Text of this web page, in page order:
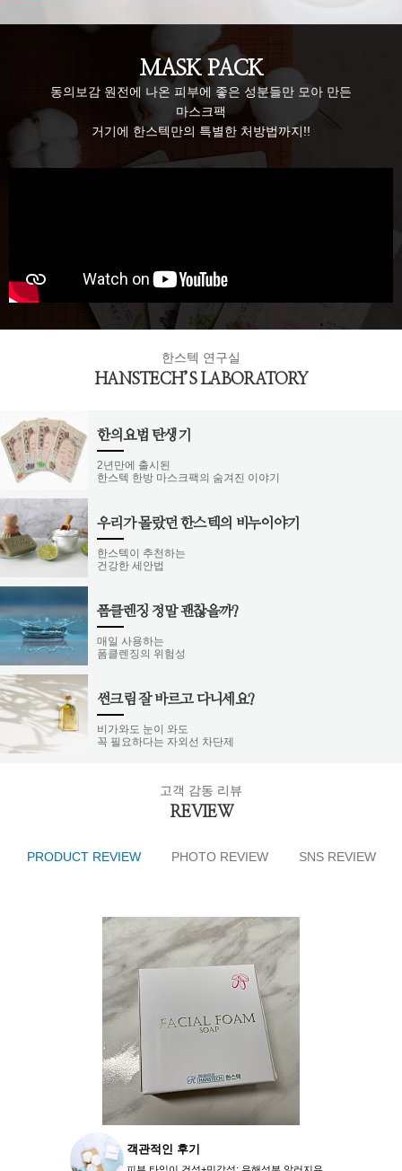
MASK PACK
동의보감 원전에 나온 피부에 좋은 성분들만 모아 만든
마스크팩
거기에 한스텍만의 특별한 처방법까지!!
한스텍 연구실
HANSTECH’S LABORATORY
한의요법 탄생기
2년만에 출시된
한스텍 한방 마스크팩의 숨겨진 이야기
우리가 몰랐던 한스텍의 비누이야기
한스텍이 추천하는
건강한 세안법
폼클렌징 정말 괜찮을까?
매일 사용하는
폼클렌징의 위험성
썬크림 잘 바르고 다니세요?
비가와도 눈이 와도
꼭 필요하다는 자외선 차단제
고객 감동 리뷰
REVIEW
PRODUCT REVIEW PHOTO REVIEW SNS REVIEW
객관적인 후기